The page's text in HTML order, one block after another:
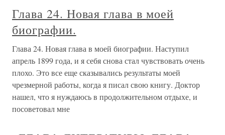
Глава 24. Новая глава в моей
биографии.
Глава 24. Новая глава в моей биографии. Наступил
апрель 1899 года, и я себя снова стал чувствовать очень
плохо. Это все еще сказывались результаты моей
чрезмерной работы, когда я писал свою книгу. Доктор
нашел, что я нуждаюсь в продолжительном отдыхе, и
посоветовал мне